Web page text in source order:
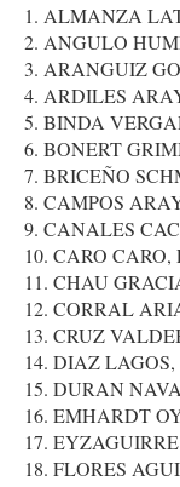
1. ALMANZA
2. ANGULO
3. ARANGUIZ
4. ARDILES
5. BINDA
6. BONERT
7. BRICEÑO
8. CAMPOS
9. CANALES
10. CARO
11. CHAU
12. CORRAL
13. CRUZ
14. DIAZ
15. DURAN
16. EMHARDT
17.
18. FLORES